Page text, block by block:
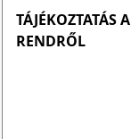
TÁJÉKOZTATÁS
RENDRŐL